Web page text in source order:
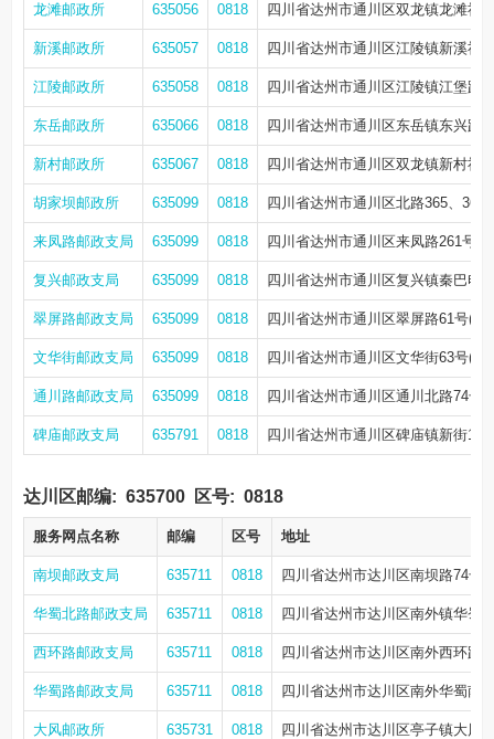
龙滩邮政所 635056 0818 四川省达州市通川区双龙镇龙滩社
新溪邮政所 635057 0818 四川省达州市通川区江陵镇新溪社
江陵邮政所 635058 0818 四川省达州市通川区江陵镇江堡路7
东岳邮政所 635066 0818 四川省达州市通川区东岳镇东兴路
新村邮政所 635067 0818 四川省达州市通川区双龙镇新村社
胡家坝邮政所 635099 0818 四川省达州市通川区北路365、367
来凤路邮政支局 635099 0818 四川省达州市通川区来凤路261号(
复兴邮政支局 635099 0818 四川省达州市通川区复兴镇秦巴电
翠屏路邮政支局 635099 0818 四川省达州市通川区翠屏路61号(距
文华街邮政支局 635099 0818 四川省达州市通川区文华街63号(距
通川路邮政支局 635099 0818 四川省达州市通川区通川北路74号
碑庙邮政支局 635791 0818 四川省达州市通川区碑庙镇新街
达川区邮编: 635700 区号: 0818
服务网点名称 邮编 区号 地址
南坝邮政支局 635711 0818 四川省达州市达川区南坝路74号
华蜀北路邮政支局 635711 0818 四川省达州市达川区南外镇华蜀
西环路邮政支局 635711 0818 四川省达州市达川区南外西环路
华蜀路邮政支局 635711 0818 四川省达州市达川区南外华蜀南
大风邮政所 635731 0818 四川省达州市达川区亭子镇大风